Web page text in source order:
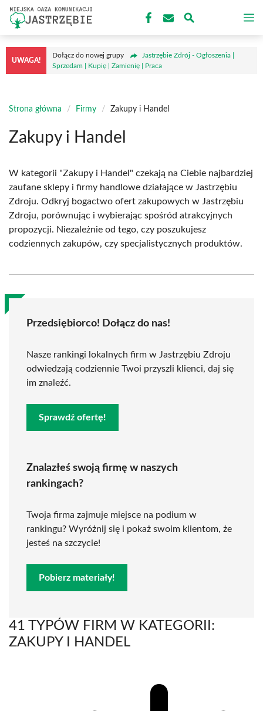
Przejdź
treści
UWAGA!
Dołącz do nowej grupy
Jastrzębie Zdrój - Ogłoszenia |
Sprzedam | Kupię | Zamienię | Praca
Strona główna / Firmy / Zakupy i Handel
Zakupy i Handel
W kategorii "Zakupy i Handel" czekają na Ciebie najbardziej
zaufane sklepy i firmy handlowe działające w Jastrzębiu
Zdroju. Odkryj bogactwo ofert zakupowych w Jastrzębiu
Zdroju, porównując i wybierając spośród atrakcyjnych
propozycji. Niezależnie od tego, czy poszukujesz
codziennych zakupów, czy specjalistycznych produktów.
Przedsiębiorco! Dołącz do nas!
Nasze rankingi lokalnych firm w Jastrzębiu Zdroju
odwiedzają codziennie Twoi przyszli klienci, daj się
im znaleźć.
Sprawdź ofertę!
Znalazłeś swoją firmę w naszych
rankingach?
Twoja firma zajmuje miejsce na podium w
rankingu? Wyróżnij się i pokaż swoim klientom, że
jesteś na szczycie!
Pobierz materiały!
41 TYPÓW FIRM W KATEGORII:
ZAKUPY I HANDEL